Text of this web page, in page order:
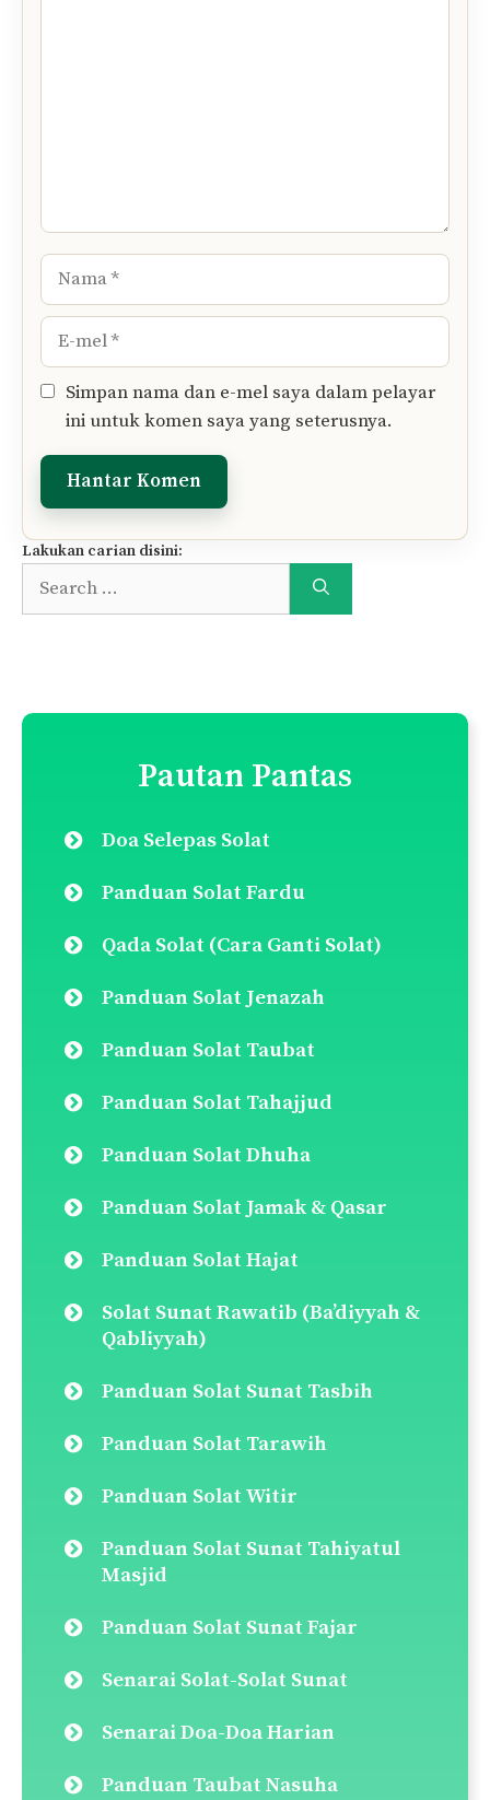
Nama
E-
mel
Simpan nama dan e-mel saya dalam pelayar
ini untuk komen saya yang seterusnya.
Lakukan carian disini:
Search
for:
Pautan Pantas
Doa Selepas Solat
Panduan Solat Fardu
Qada Solat (Cara Ganti Solat)
Panduan Solat Jenazah
Panduan Solat Taubat
Panduan Solat Tahajjud
Panduan Solat Dhuha
Panduan Solat Jamak & Qasar
Panduan Solat Hajat
Solat Sunat Rawatib (Ba’diyyah &
Qabliyyah)
Panduan Solat Sunat Tasbih
Panduan Solat Tarawih
Panduan Solat Witir
Panduan Solat Sunat Tahiyatul
Masjid
Panduan Solat Sunat Fajar
Senarai Solat-Solat Sunat
Senarai Doa-Doa Harian
Panduan Taubat Nasuha